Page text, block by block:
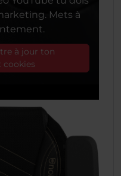
Mets à
à jour ton
cookies